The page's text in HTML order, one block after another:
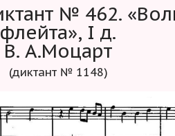
флейта», I д.
В. А.Моцарт
(диктант № 1148)